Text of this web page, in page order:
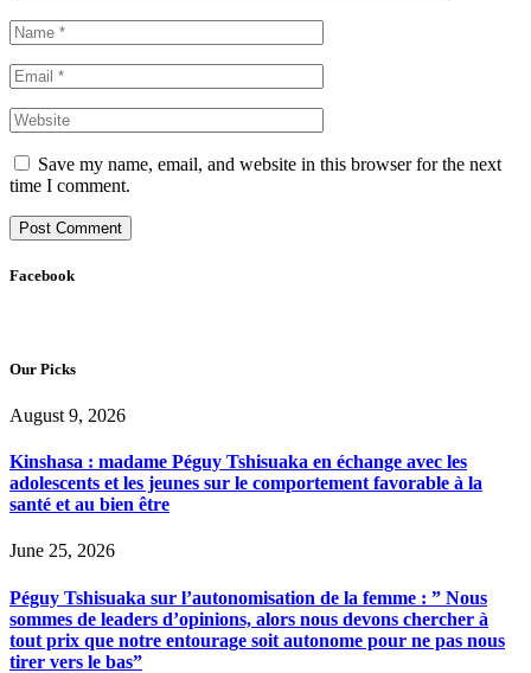
Save my name, email, and website in this browser for the next
time I comment.
Facebook
Our Picks
August 9, 2026
Kinshasa : madame Péguy Tshisuaka en échange avec les
adolescents et les jeunes sur le comportement favorable à la
santé et au bien être
June 25, 2026
Péguy Tshisuaka sur l’autonomisation de la femme : ” Nous
sommes de leaders d’opinions, alors nous devons chercher à
tout prix que notre entourage soit autonome pour ne pas nous
tirer vers le bas”